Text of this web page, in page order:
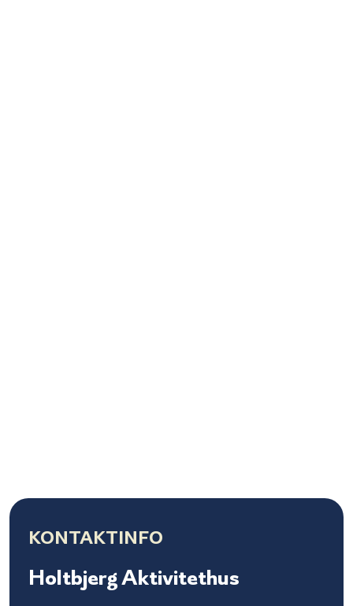
KONTAKTINFO
Holtbjerg Aktivitethus